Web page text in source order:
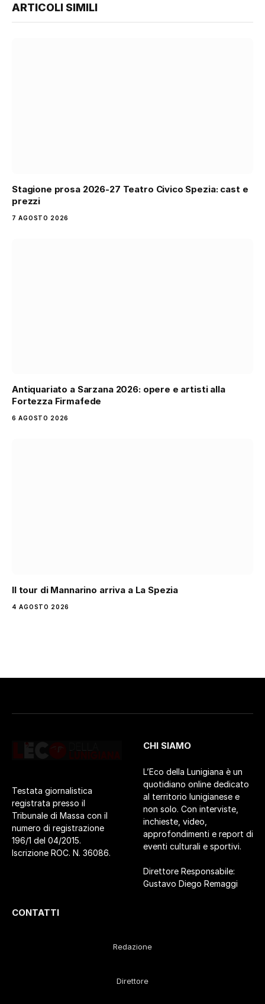
ARTICOLI SIMILI
Stagione prosa 2026-27 Teatro Civico Spezia: cast e
prezzi
7 AGOSTO 2026
Antiquariato a Sarzana 2026: opere e artisti alla
Fortezza Firmafede
6 AGOSTO 2026
Il tour di Mannarino arriva a La Spezia
4 AGOSTO 2026
Testata giornalistica
registrata presso il
Tribunale di Massa con il
numero di registrazione
196/1 del 04/2015.
Iscrizione ROC. N. 36086.
CHI SIAMO
L’Eco della Lunigiana è un
quotidiano online dedicato
al territorio lunigianese e
non solo. Con interviste,
inchieste, video,
approfondimenti e report di
eventi culturali e sportivi.
Direttore Responsabile:
Gustavo Diego Remaggi
CONTATTI
Redazione
Direttore